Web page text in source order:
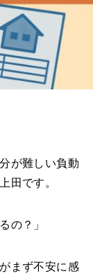
が難しい負動
田です。
の？」
まず不安に感